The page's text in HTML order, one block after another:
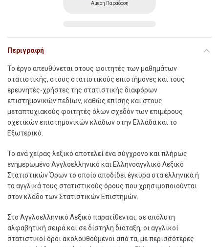
Αμεση Παράδοση
Περιγραφή
Το έργο απευθύνεται στους φοιτητές των μαθημάτων
στατιστικής, στους στατιστικούς επιστήμονες και τους
ερευνητές-χρήστες της στατιστικής διαφόρων
επιστημονικών πεδίων, καθώς επίσης και στους
μεταπτυχιακούς φοιτητές όλων σχεδόν των επιμέρους
σχετικών επιστημονικών κλάδων στην Ελλάδα και το
Εξωτερικό.
Το ανά χείρας λεξικό αποτελεί ένα σύγχρονο και πλήρως
ενημερωμένο Αγγλοελληνικό και Ελληνοαγγλικό Λεξικό
Στατιστικών Όρων το οποίο αποδίδει έγκυρα στα ελληνικά ή
τα αγγλικά τους στατιστικούς όρους που χρησιμοποιούνται
στον κλάδο των Στατιστικών Επιστημών.
Στο Αγγλοελληνικό Λεξικό παρατίθενται, σε απόλυτη
αλφαβητική σειρά και σε δίστηλη διάταξη, οι αγγλικοί
στατιστικοί όροι ακολουθούμενοι από τα, με περισσότερες